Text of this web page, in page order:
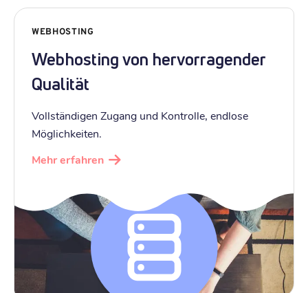
WEBHOSTING
Webhosting von hervorragender
Qualität
Vollständigen Zugang und Kontrolle, endlose
Möglichkeiten.
Mehr erfahren